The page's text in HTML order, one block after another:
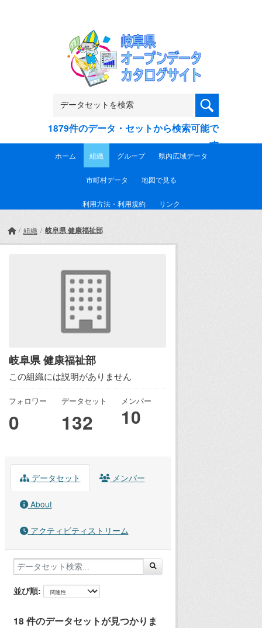
1879件のデータ・セットから検索可能で
す
ホーム 組織 グループ 県内広域データ
市町村データ 地図で見る
利用方法・利用規約 リンク
組織 岐阜県 健康福祉部
岐阜県 健康福祉部
この組織には説明がありません
フォロワー
0
データセット
132
メンバー
10
データセット メンバー
About
アクティビティストリーム
並び順
18 件のデータセットが見つかりま